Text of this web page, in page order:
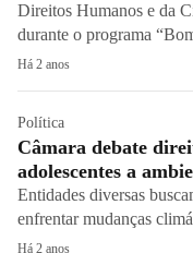
Direitos Humanos e da
durante o programa
Há 2 anos
Política
Câmara debate
adolescentes a
Entidades diversas
enfrentar mudanças
Há 2 anos